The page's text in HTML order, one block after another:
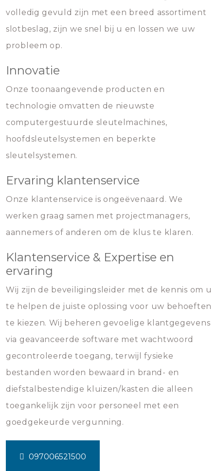
volledig gevuld zijn met een breed assortiment
slotbeslag, zijn we snel bij u en lossen we uw
probleem op.
Innovatie
Onze toonaangevende producten en
technologie omvatten de nieuwste
computergestuurde sleutelmachines,
hoofdsleutelsystemen en beperkte
sleutelsystemen.
Ervaring klantenservice
Onze klantenservice is ongeëvenaard. We
werken graag samen met projectmanagers,
aannemers of anderen om de klus te klaren.
Klantenservice & Expertise en
ervaring
Wij zijn de beveiligingsleider met de kennis om u
te helpen de juiste oplossing voor uw behoeften
te kiezen. Wij beheren gevoelige klantgegevens
via geavanceerde software met wachtwoord
gecontroleerde toegang, terwijl fysieke
bestanden worden bewaard in brand- en
diefstalbestendige kluizen/kasten die alleen
toegankelijk zijn voor personeel met een
goedgekeurde vergunning.
097006521500